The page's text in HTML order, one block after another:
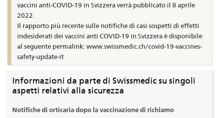
vaccini anti-COVID-19 in Svizzera verrà pubblicato il 8 aprile
2022.
Il rapporto più recente sulle notifiche di casi sospetti di effetti
indesiderati dei vaccini anti COVID-19 in Svizzera è disponibile
al seguente permalink: www.swissmedic.ch/covid-19-vaccines-
safety-update-it
Informazioni da parte di Swissmedic su singoli
aspetti relativi alla sicurezza
Notifiche di orticaria dopo la vaccinazione di richiamo